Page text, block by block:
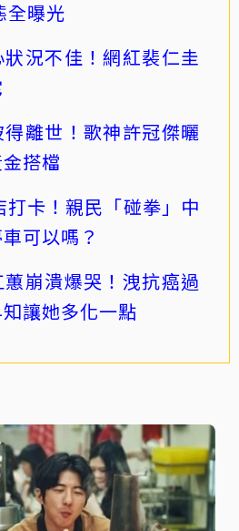
全曝光
況不佳！網紅裴仁圭
離世！歌神許冠傑曬
搭檔
打卡！親民「碰拳」中
可以嗎？
崩潰爆哭！洩抗癌過
讓她多化一點